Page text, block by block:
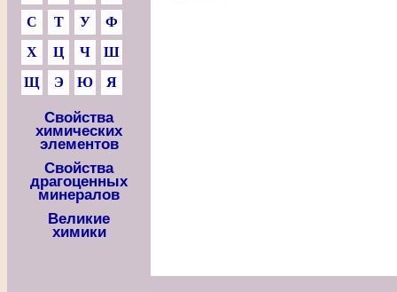
С
Т У
Ф
Х
Ц Ч
Ш
Щ
Э Ю Я
Свойства
химических
элементов
Свойства
драгоценных
минералов
Великие
химики